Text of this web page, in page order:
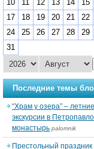
10
11 12 13 14 15
17
18 19 20 21 22
24
25 26 27 28 29
31
Последние темы
“Храм у озера” – летние
экскурсии в
монастырь palomnik
Престольный праздник